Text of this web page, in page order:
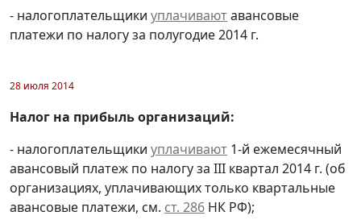
- налогоплательщики уплачиваютавансовые
платежи по налогу за полугодие 2014 г.
28 июля 2014
Налог на прибыль организаций:
- налогоплательщики уплачивают 1-й ежемесячный
авансовый платеж по налогу за III квартал 2014 г. (об
организациях, уплачивающих только квартальные
авансовые платежи, см. ст. 286 НК РФ);